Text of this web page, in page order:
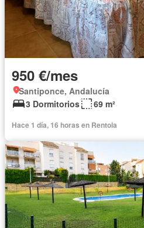
950 €/mes
Santiponce, Andalucía
3 Dormitorios
69 m²
Hace 1 día, 16 horas en Rentola